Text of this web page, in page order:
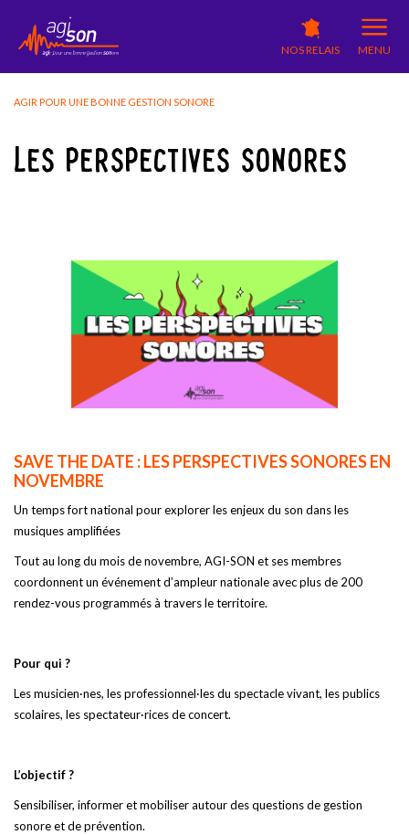
NOS RELAIS MENU
AGIR POUR UNE BONNE GESTION SONORE
LES PERSPECTIVES SONORES
SAVE THE DATE : LES PERSPECTIVES SONORES EN
NOVEMBRE
Un temps fort national pour explorer les enjeux du son dans les
musiques amplifiées
Tout au long du mois de novembre, AGI-SON et ses membres
coordonnent un événement d’ampleur nationale avec plus de 200
rendez-vous programmés à travers le territoire.
Pour qui ?
Les musicien·nes, les professionnel·les du spectacle vivant, les publics
scolaires, les spectateur·rices de concert.
L’objectif ?
Sensibiliser, informer et mobiliser autour des questions de gestion
sonore et de prévention.